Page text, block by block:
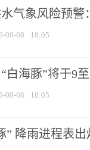
气象风险预
08-08 18:05
白海豚”将于9
08-08 18:05
” 降雨进程表